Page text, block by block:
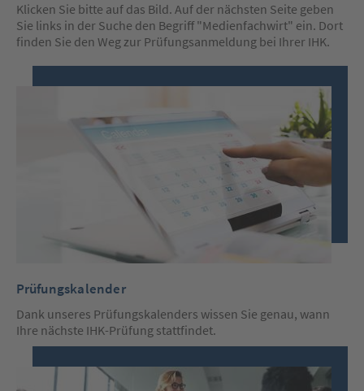
Klicken Sie bitte auf das Bild. Auf der nächsten Seite geben
Sie links in der Suche den Begriff "Medienfachwirt" ein. Dort
finden Sie den Weg zur Prüfungsanmeldung bei Ihrer IHK.
Prüfungskalender
Dank unseres Prüfungskalenders wissen Sie genau, wann
Ihre nächste IHK-Prüfung stattfindet.